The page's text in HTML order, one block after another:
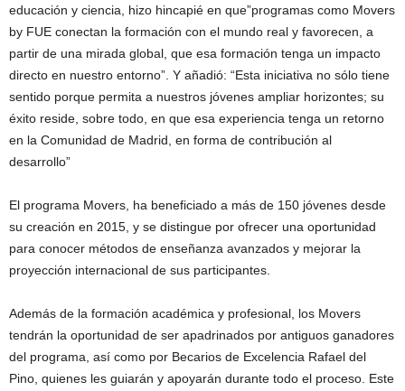
educación y ciencia, hizo hincapié en que”programas como Movers
by FUE conectan la formación con el mundo real y favorecen, a
partir de una mirada global, que esa formación tenga un impacto
directo en nuestro entorno”. Y añadió: “Esta iniciativa no sólo tiene
sentido porque permita a nuestros jóvenes ampliar horizontes; su
éxito reside, sobre todo, en que esa experiencia tenga un retorno
en la Comunidad de Madrid, en forma de contribución al
desarrollo”
El programa Movers, ha beneficiado a más de 150 jóvenes desde
su creación en 2015, y se distingue por ofrecer una oportunidad
para conocer métodos de enseñanza avanzados y mejorar la
proyección internacional de sus participantes.
Además de la formación académica y profesional, los Movers
tendrán la oportunidad de ser apadrinados por antiguos ganadores
del programa, así como por Becarios de Excelencia Rafael del
Pino, quienes les guiarán y apoyarán durante todo el proceso. Este